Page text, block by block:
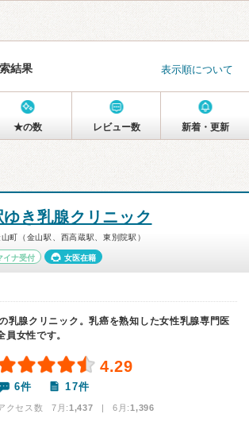
結果 表示順について
★の数 レビュー数 新着・更新
き乳腺クリニック
町（金山駅、西高蔵駅、東別院駅）
イナ受付 女医在籍
乳腺クリニック。乳癌を熟知した女性乳腺専門医
女性です。
4.29
6件 17件
クセス数 7月:1,437 | 6月:1,396